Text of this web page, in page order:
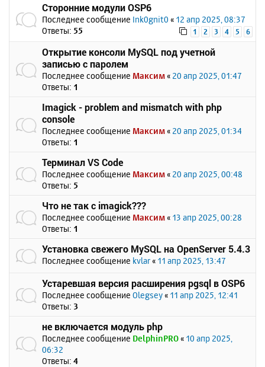
Сторонние модули OSP6
Последнее сообщение Ink0gnit0 « 12 апр 2025, 08:37
Ответы: 55 1 2 3 4 5 6
Открытие консоли MySQL под учетной
записью с паролем
Последнее сообщение Максим « 20 апр 2025, 01:47
Ответы: 1
Imagick - problem and mismatch with php
console
Последнее сообщение Максим « 20 апр 2025, 01:34
Ответы: 1
Терминал VS Code
Последнее сообщение Максим « 20 апр 2025, 00:48
Ответы: 5
Что не так с imagick???
Последнее сообщение Максим « 13 апр 2025, 00:28
Ответы: 1
Установка свежего MySQL на OpenServer 5.4.3
Последнее сообщение kvlar « 11 апр 2025, 13:47
Устаревшая версия расширения pgsql в OSP6
Последнее сообщение Olegsey « 11 апр 2025, 12:41
Ответы: 3
не включается модуль php
Последнее сообщение DelphinPRO « 10 апр 2025,
06:32
Ответы: 4